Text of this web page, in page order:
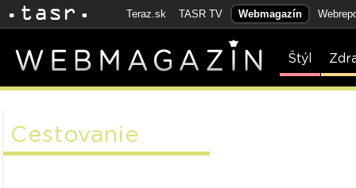
Teraz.sk TASR TV Webmagazín
Štýl
Cestovanie